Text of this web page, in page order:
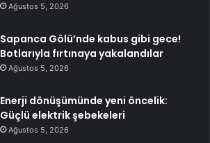
Ağustos 5, 2026
Sapanca Gölü’nde kabus gibi gece!
Botlarıyla fırtınaya yakalandılar
Ağustos 5, 2026
Enerji dönüşümünde yeni öncelik:
Güçlü elektrik şebekeleri
Ağustos 5, 2026